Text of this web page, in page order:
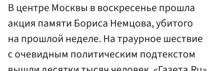
В центре Москвы в воскресенье прошла
акция памяти Бориса Немцова, убитого
на прошлой неделе. На траурное шествие
с очевидным политическим подтекстом